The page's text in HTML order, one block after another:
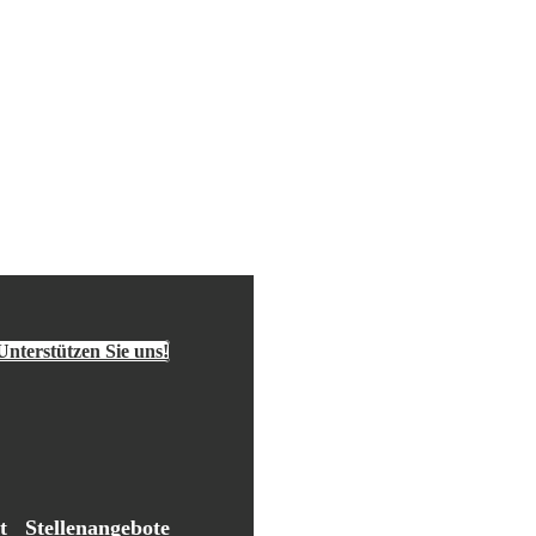
Sie uns!
Stellenangebote